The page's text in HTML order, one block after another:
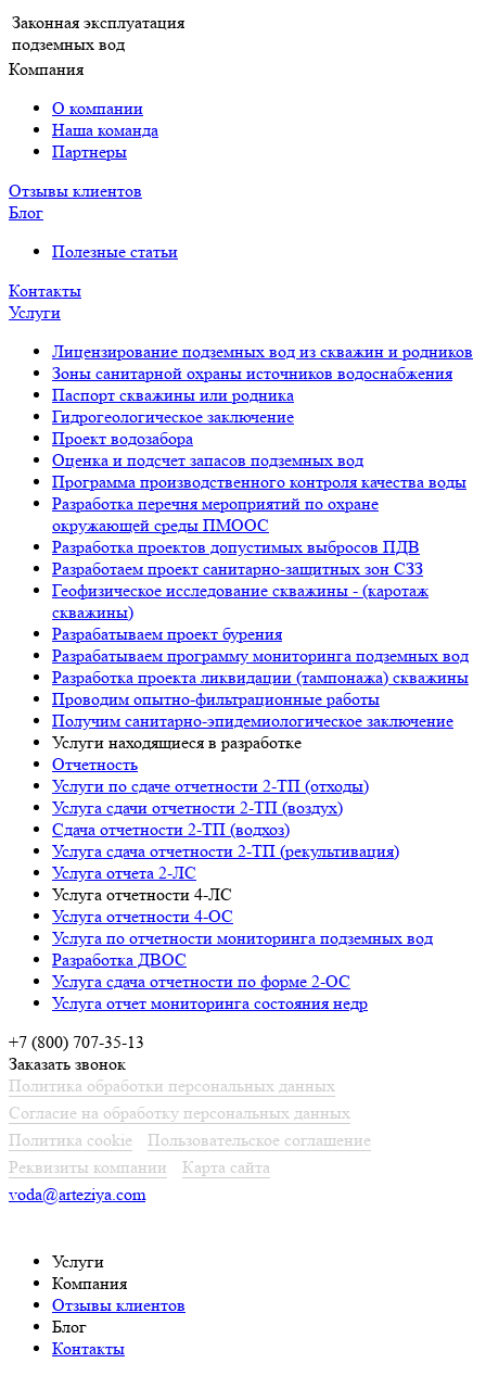
Законная эксплуатация
подземных вод
Компания
О компании
Наша команда
Партнеры
Отзывы клиентов
Блог
Полезные статьи
Контакты
Услуги
Лицензирование подземных вод из скважин и родников
Зоны санитарной охраны источников водоснабжения
Паспорт скважины или родника
Гидрогеологическое заключение
Проект водозабора
Оценка и подсчет запасов подземных вод
Программа производственного контроля качества воды
Разработка перечня мероприятий по охране
окружающей среды ПМООС
Разработка проектов допустимых выбросов ПДВ
Разработаем проект санитарно-защитных зон СЗЗ
Геофизическое исследование скважины - (каротаж
скважины)
Разрабатываем проект бурения
Разрабатываем программу мониторинга подземных вод
Разработка проекта ликвидации (тампонажа) скважины
Проводим опытно-фильтрационные работы
Получим санитарно-эпидемиологическое заключение
Услуги находящиеся в разработке
Отчетность
Услуги по сдаче отчетности 2-ТП (отходы)
Услуга сдачи отчетности 2-ТП (воздух)
Сдача отчетности 2-ТП (водхоз)
Услуга сдача отчетности 2-ТП (рекультивация)
Услуга отчета 2-ЛС
Услуга отчетности 4-ЛС
Услуга отчетности 4-ОС
Услуга по отчетности мониторинга подземных вод
Разработка ДВОС
Услуга сдача отчетности по форме 2-ОС
Услуга отчет мониторинга состояния недр
+7 (800) 707-35-13
Заказать звонок
Политика обработки персональных данных
Согласие на обработку персональных данных
Политика cookie
Пользовательское соглашение
Реквизиты компании
Карта сайта
voda@arteziya.com
Услуги
Компания
Отзывы клиентов
Блог
Контакты